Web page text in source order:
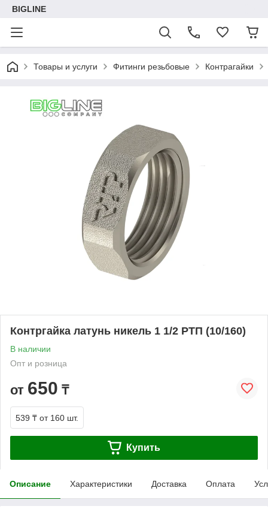
BIGLINE
Товары и услуги Фитинги резьбовые Контрагайки
Контргайка латунь никель 1 1/2 РТП (10/160)
В наличии
Опт и розница
от 650 ₸
539 ₸ от 160 шт.
Купить
Описание Характеристики Доставка Оплата